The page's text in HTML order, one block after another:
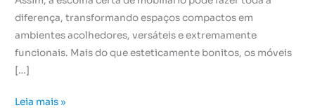
diferença, transformando espaços compactos em
ambientes acolhedores, versáteis e extremamente
funcionais. Mais do que esteticamente bonitos, os móveis
[…]
Leia mais »